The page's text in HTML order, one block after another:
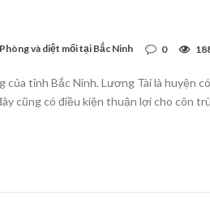
Phòng và diệt mối tại Bắc Ninh 0
của tỉnh Bắc Ninh. Lương Tài là huyện
cũng có điều kiện thuận lợi cho côn